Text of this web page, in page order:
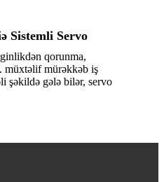
Sistemli Servo
qorunma,
müxtəlif mürəkkəb iş
şəkildə gələ bilər, servo